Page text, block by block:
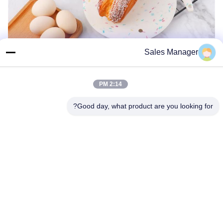
Sales Manager
2:14 PM
Good day, what product are you looking for?